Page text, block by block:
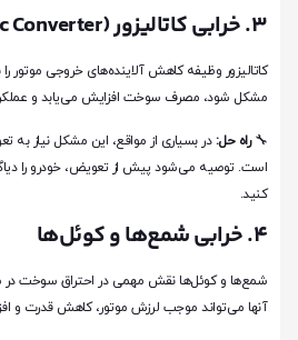
۳. خرابی کاتالیزور (Catalytic Converter)
کاتالیزور وظیفه کاهش آلاینده‌های خروجی موتور را
مشکل شود، مصرف سوخت افزایش می‌یابد و
🔧راه حل: در بسیاری از مواقع، این مشکل نیاز به
است. توصیه می‌شود پیش از تعویض، خودرو را
کنید.
۴. خرابی شمع‌ها و کوئل‌ها
شمع‌ها و کوئل‌ها نقش مهمی در احتراق سوخت در
آنها می‌تواند موجب لرزش موتور، کاهش قدرت